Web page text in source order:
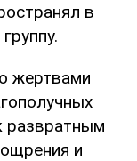
в
жертвами
развратным
и